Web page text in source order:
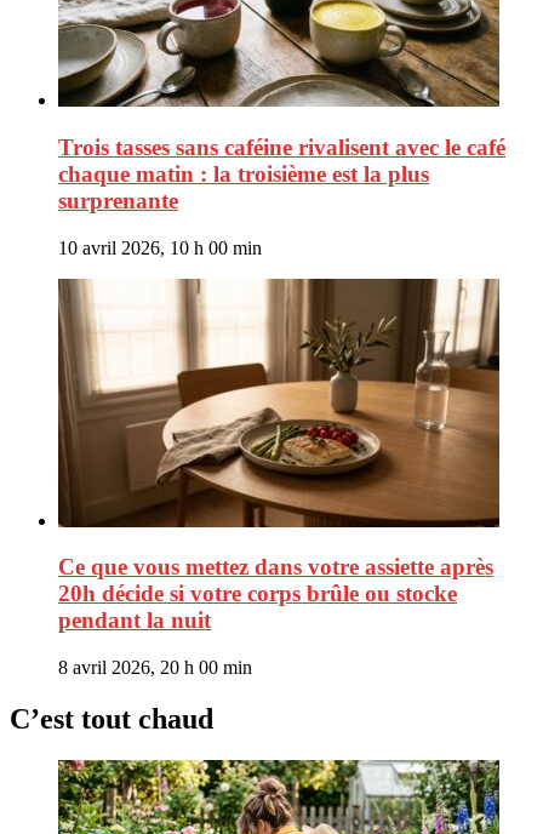
Trois tasses sans caféine rivalisent avec le café
chaque matin : la troisième est la plus
surprenante
10 avril 2026, 10 h 00 min
Ce que vous mettez dans votre assiette après
20h décide si votre corps brûle ou stocke
pendant la nuit
8 avril 2026, 20 h 00 min
C’est tout chaud